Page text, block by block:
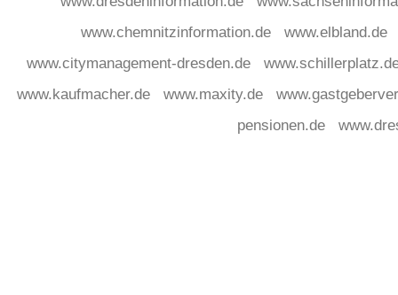
www.chemnitzinformation.de
www.elbland.de
www.citymanagement-dresden.de
www.kaufmacher.de
www.maxity.de
pensionen.de